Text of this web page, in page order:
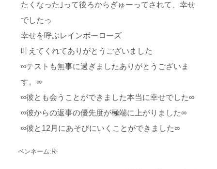
たくなった｣って後ろからぎゅーってされて、幸せ
でしたっ
幸せを呼ぶレインボーローズ
叶えてくれてありがとうございました
∞テストも無事に過ぎましたありがとうございま
す。∞
∞彼とも会うことができました本当に幸せでした∞
∞彼からの返事の優先度が極端に上がりました∞
∞彼と12月にあそびにいくことができました∞
ペンネーム:R-